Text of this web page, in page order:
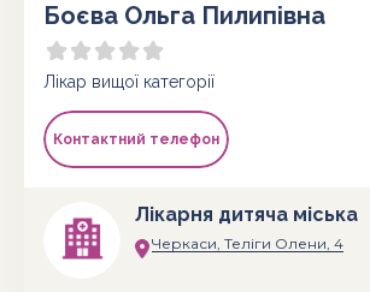
Боєва Ольга Пилипівна
Лікар вищої категорії
Контактний телефон
Лікарня дитяча міська
Черкаси, Теліги Олени, 4